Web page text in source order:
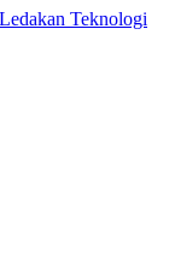
Teknologi